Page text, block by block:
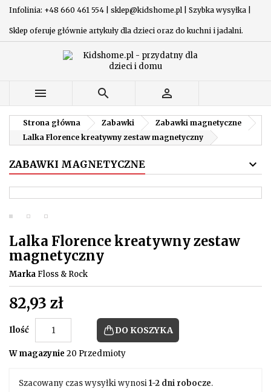
Infolinia: +48 660 461 554 | sklep@kidshome.pl | Szybka wysyłka |
Sklep oferuje głównie artykuły dla dzieci oraz do kuchni i jadalni.
  
Strona główna Zabawki
Zabawki magnetyczne
Lalka Florence kreatywny zestaw magnetyczny
ZABAWKI MAGNETYCZNE
Lalka Florence kreatywny zestaw
magnetyczny
Marka Floss & Rock
82,93 zł
Ilość DO KOSZYKA
W magazynie 20 Przedmioty
Szacowany czas wysyłki wynosi1-2 dni robocze.